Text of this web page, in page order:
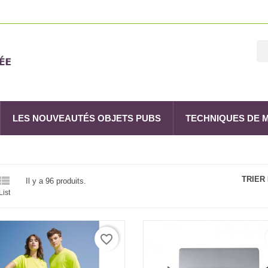
LES NOUVEAUTÉS OBJETS PUBS TECHNIQUES DE
Il y a 96 produits.
TRIER
favorite_border